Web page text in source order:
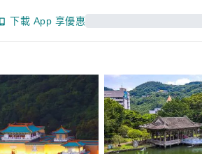
下載 App 享優惠